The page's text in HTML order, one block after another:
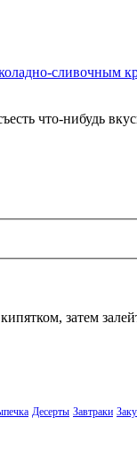
сливочным
что-нибудь
затем
Десерты Завтраки